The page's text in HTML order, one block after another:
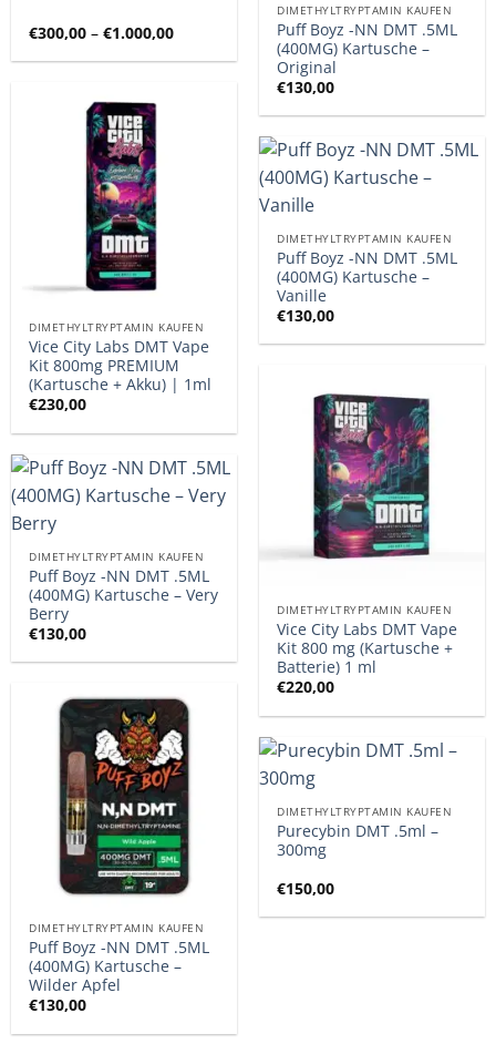
€300,00 –€1.000,00Preisspanne:
bis
DIMETHYLTRYPTAMIN KAUFEN
Puff Boyz -NN DMT .5ML
(400MG) Kartusche –
Original
€130,00
DIMETHYLTRYPTAMIN KAUFEN
Vice City Labs DMT Vape
Kit 800mg PREMIUM
(Kartusche + Akku) | 1ml
€230,00
DIMETHYLTRYPTAMIN KAUFEN
Puff Boyz -NN DMT .5ML
(400MG) Kartusche –
Vanille
€130,00
DIMETHYLTRYPTAMIN KAUFEN
Vice City Labs DMT Vape
Kit 800 mg (Kartusche +
Batterie) 1 ml
€220,00
DIMETHYLTRYPTAMIN KAUFEN
Puff Boyz -NN DMT .5ML
(400MG) Kartusche – Very
Berry
€130,00
DIMETHYLTRYPTAMIN KAUFEN
Puff Boyz -NN DMT .5ML
(400MG) Kartusche –
Wilder Apfel
€130,00
DIMETHYLTRYPTAMIN KAUFEN
Purecybin DMT .5ml –
300mg
€150,00